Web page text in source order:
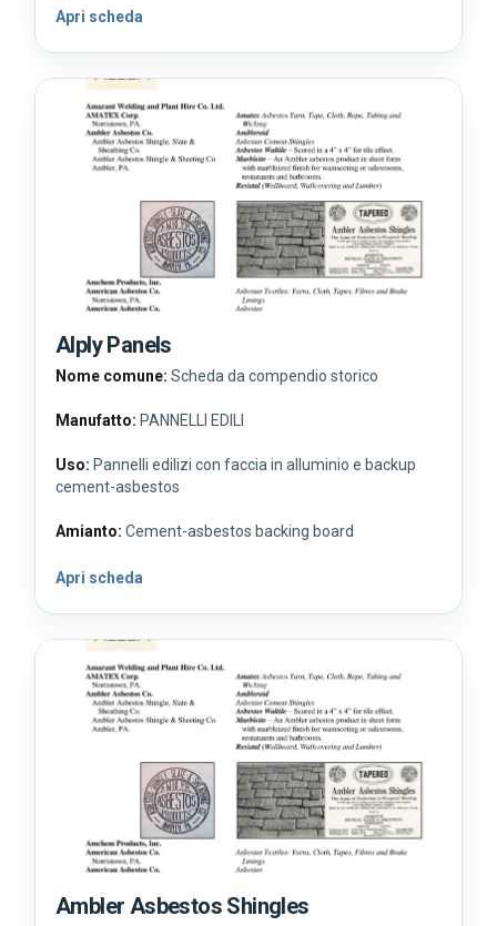
Apri scheda
Alply Panels
Nome comune: Scheda da compendio storico
Manufatto: PANNELLI EDILI
Uso: Pannelli edilizi con faccia in alluminio e backup
cement-asbestos
Amianto: Cement-asbestos backing board
Apri scheda
Ambler Asbestos Shingles